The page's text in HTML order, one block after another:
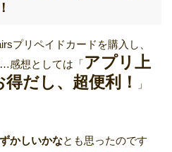
プリペイドカードを購入し、
感想としては「アプリ上
だし、超便利！
」
かしいかなとも思ったのです